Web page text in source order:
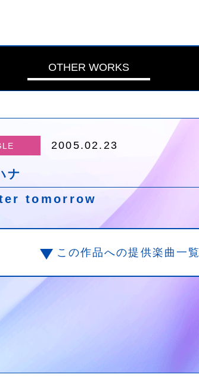
OTHER WORKS
2005.02.23
ナ
tomorrow
この作品への提供楽曲一覧